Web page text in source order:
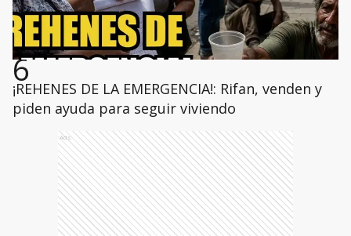
6
¡REHENES DE LA EMERGENCIA!: Rifan, venden y
piden ayuda para seguir viviendo
Ads